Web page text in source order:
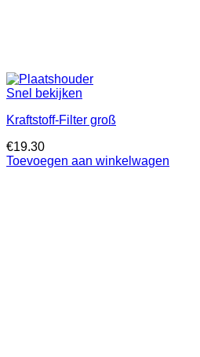
Snel bekijken
Kraftstoff-Filter groß
€19.30
Toevoegen aan winkelwagen